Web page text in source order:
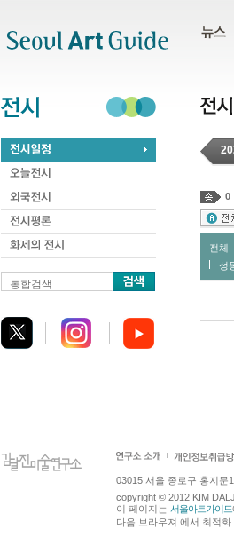
통합검색
0
전체
성
03015 서울 종로구 홍지문
copyright © 2012 KIM
이 페이지는 서울아트가이드
다음 브라우져 에서 최적